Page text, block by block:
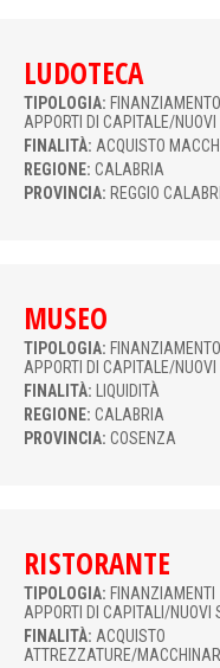
LUDOTECA
TIPOLOGIA:
APPORTI DI CAPITALE/NUOVI
FINALITÀ: ACQUISTO
REGIONE: CALABRIA
PROVINCIA: REGGIO
MUSEO
TIPOLOGIA:
APPORTI DI CAPITALE/NUOVI
FINALITÀ:
LIQUIDITÀ
REGIONE: CALABRIA
PROVINCIA: COSENZA
RISTORANTE
TIPOLOGIA:
APPORTI DI CAPITALI/NUOVI
FINALITÀ: ACQUISTO
ATTREZZATURE/